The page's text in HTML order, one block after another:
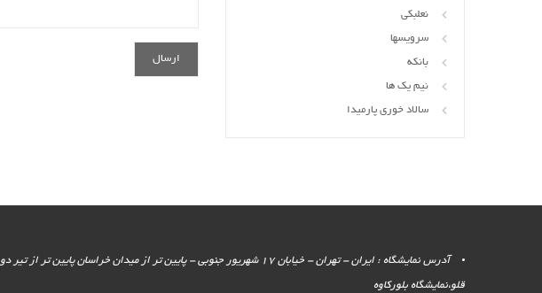
نعلبکی
سرویسها
بانکه
نیم یک ها
سالاد خوری پارمیدا
آدرس نمایشگاه : ایران - تهران - خیابان 17 شهریور جنوبی - پایین تر از میدان خراسان پایین تر از تیر دو
قلو،نمایشگاه بلورکاوه